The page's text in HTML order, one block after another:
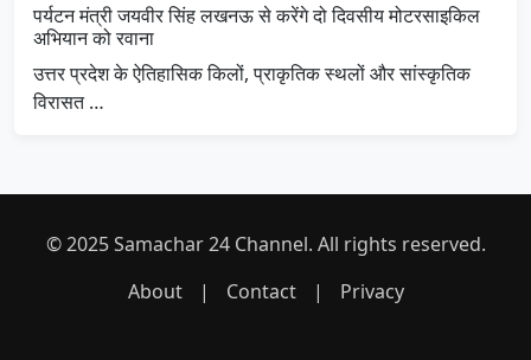
पर्यटन मंत्री जयवीर सिंह लखनऊ से करेंगे दो दिवसीय मोटरसाइकिल
अभियान को रवाना
उत्तर प्रदेश के ऐतिहासिक किलों, प्राकृतिक स्थलों और सांस्कृतिक
विरासत …
© 2025 Samachar 24 Channel. All rights reserved.
About
| Contact | Privacy